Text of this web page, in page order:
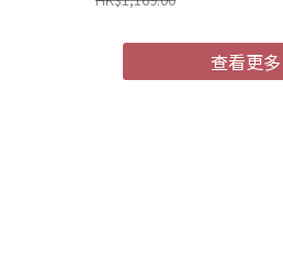
查看更多